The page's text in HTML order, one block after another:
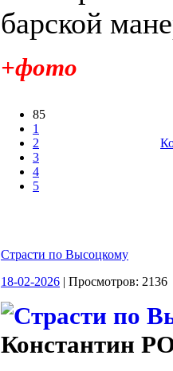
барской
+фото
85
1
2
3
4
5
Страсти по Высоцкому
18-02-2026 | Просмотров: 2136
Константин